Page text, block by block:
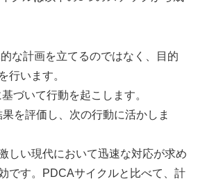
な計画を立てるのではなく、目的
行います。
づいて行動を起こします。
果を評価し、次の行動に活かしま
しい現代において迅速な対応が求め
です。PDCAサイクルと比べて、計